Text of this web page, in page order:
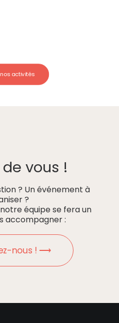
activités
vous !
? Un événement à
?
équipe se fera un
accompagner :
nous ! ⟶